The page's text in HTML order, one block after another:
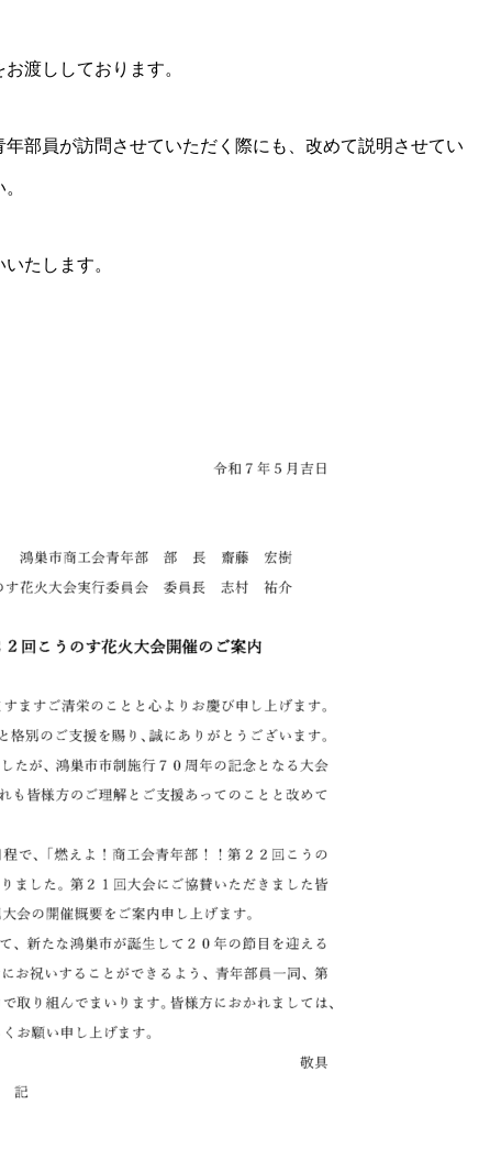
お渡ししております。
部員が訪問させていただく際にも、改めて説明させてい
たします。